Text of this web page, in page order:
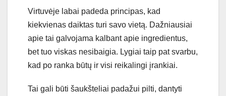
Virtuvėje labai padeda principas, kad
kiekvienas daiktas turi savo vietą. Dažniausiai
apie tai galvojama kalbant apie ingredientus,
bet tuo viskas nesibaigia. Lygiai taip pat svarbu,
kad po ranka būtų ir visi reikalingi įrankiai.
Tai gali būti šaukšteliai padažui pilti, dantyti